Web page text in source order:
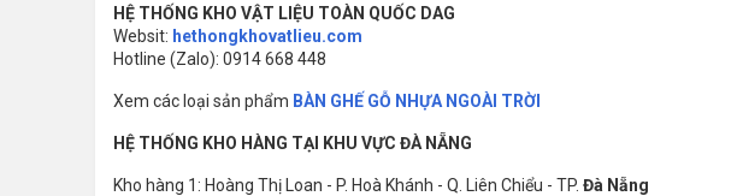
HỆ THỐNG KHO VẬT LIỆU TOÀN QUỐC DAG
Websit: hethongkhovatlieu.com
Hotline (Zalo): 0914 668 448
Xem các loại sản phẩm BÀN GHẾ GỖ NHỰA NGOÀI TRỜI
HỆ THỐNG KHO HÀNG TẠI KHU VỰC ĐÀ NẴNG
Kho hàng 1: Hoàng Thị Loan - P. Hoà Khánh - Q. Liên Chiểu - TP. Đà Nẵng